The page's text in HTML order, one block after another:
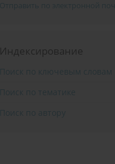
Индексирование